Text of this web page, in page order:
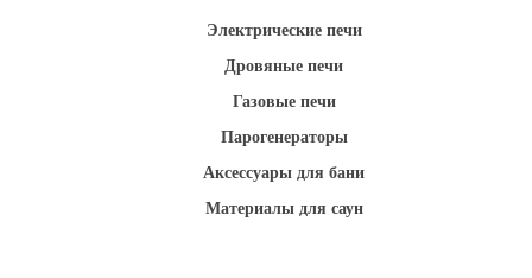
Электрические печи
Дровяные печи
Газовые печи
Парогенераторы
Аксессуары для бани
Материалы для саун